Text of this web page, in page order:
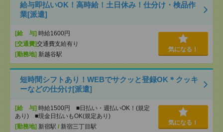
給与即払いOK！高時給！土日休み！仕分け・検品作
業[派遣]
[給 与] 時給1600円
[交通費]交通費支給有り
[勤務地] 新越谷駅
気になる！
短時間シフトあり！WEBでサクッと登録OK＊クッキ
ーなどの仕分け[派遣]
[給 与] 時給1500円 ■日払い・週払いOK！(規定
あり) ■現金日払いもOK(規定あり)
[勤務地] 新宿駅 / 新宿三丁目駅
気になる！